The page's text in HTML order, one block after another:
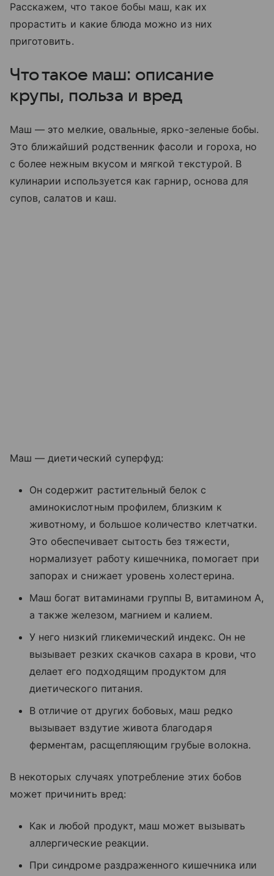
Расскажем, что такое бобы маш, как их
прорастить и какие блюда можно из них
приготовить.
Что такое маш: описание
крупы, польза и вред
Маш — это мелкие, овальные, ярко-зеленые бобы.
Это ближайший родственник фасоли и гороха, но
с более нежным вкусом и мягкой текстурой. В
кулинарии используется как гарнир, основа для
супов, салатов и каш.
Маш — диетический суперфуд:
Он содержит растительный белок с
аминокислотным профилем, близким к
животному, и большое количество клетчатки.
Это обеспечивает сытость без тяжести,
нормализует работу кишечника, помогает при
запорах и снижает уровень холестерина.
Маш богат витаминами группы B, витамином А,
а также железом, магнием и калием.
У него низкий гликемический индекс. Он не
вызывает резких скачков сахара в крови, что
делает его подходящим продуктом для
диетического питания.
В отличие от других бобовых, маш редко
вызывает вздутие живота благодаря
ферментам, расщепляющим грубые волокна.
В некоторых случаях употребление этих бобов
может причинить вред:
Как и любой продукт, маш может вызывать
аллергические реакции.
При синдроме раздраженного кишечника или